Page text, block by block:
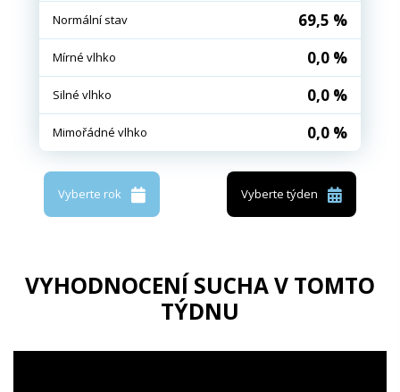
Normální stav 69,5 %
Mírné vlhko 0,0 %
Silné vlhko 0,0 %
Mimořádné vlhko 0,0 %
Vyberte rok Vyberte týden
VYHODNOCENÍ SUCHA V TOMTO
TÝDNU